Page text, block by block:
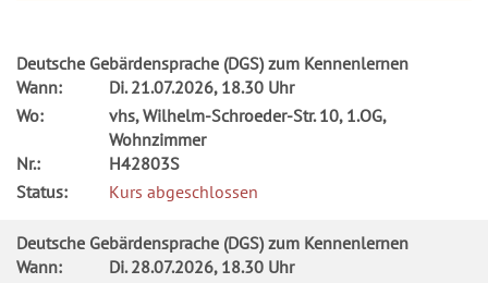
Deutsche Gebärdensprache (DGS) zum Kennenlernen
Wann:
Di.21.07.2026, 18.30 Uhr
Wo:
vhs, Wilhelm-Schroeder-Str. 10, 1.OG,
Wohnzimmer
Nr.:
H42803S
Status:
Kurs abgeschlossen
Deutsche Gebärdensprache (DGS) zum Kennenlernen
Wann:
Di.28.07.2026, 18.30 Uhr